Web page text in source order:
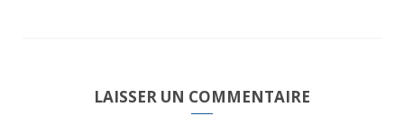
LAISSER UN COMMENTAIRE